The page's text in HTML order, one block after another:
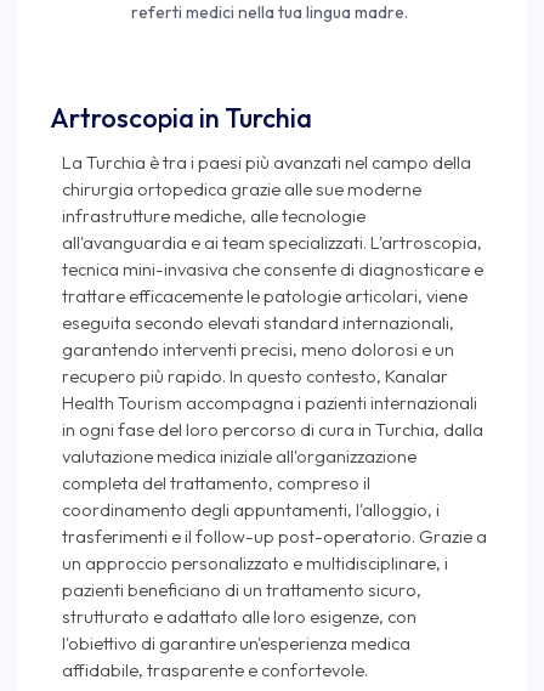
referti medici nella tua lingua madre.
Artroscopia in Turchia
La Turchia è tra i paesi più avanzati nel campo della
chirurgia ortopedica grazie alle sue moderne
infrastrutture mediche, alle tecnologie
all'avanguardia e ai team specializzati. L'artroscopia,
tecnica mini-invasiva che consente di diagnosticare e
trattare efficacemente le patologie articolari, viene
eseguita secondo elevati standard internazionali,
garantendo interventi precisi, meno dolorosi e un
recupero più rapido. In questo contesto, Kanalar
Health Tourism accompagna i pazienti internazionali
in ogni fase del loro percorso di cura in Turchia, dalla
valutazione medica iniziale all'organizzazione
completa del trattamento, compreso il
coordinamento degli appuntamenti, l'alloggio, i
trasferimenti e il follow-up post-operatorio. Grazie a
un approccio personalizzato e multidisciplinare, i
pazienti beneficiano di un trattamento sicuro,
strutturato e adattato alle loro esigenze, con
l'obiettivo di garantire un'esperienza medica
affidabile, trasparente e confortevole.